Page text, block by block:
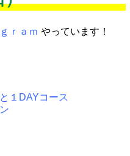
ｒａｍ やっています！
１DAYコース